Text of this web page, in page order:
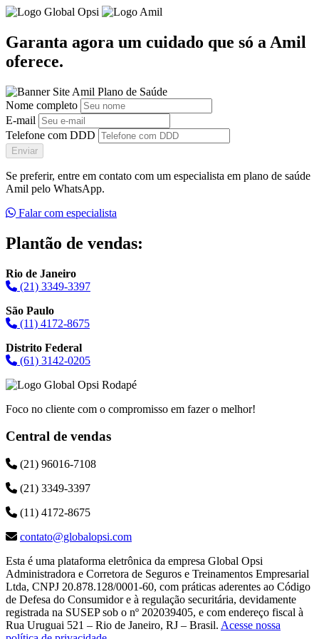
Garanta agora um cuidado que só a Amil
oferece.
Nome completo
E-mail
Telefone com DDD
Enviar
Se preferir, entre em contato com um especialista em plano de saúde
Amil pelo WhatsApp.
Falar com especialista
Plantão de vendas:
Rio de Janeiro
(21) 3349-3397
São Paulo
(11) 4172-8675
Distrito Federal
(61) 3142-0205
Foco no cliente com o compromisso em fazer o melhor!
Central de vendas
(21) 96016-7108
(21) 3349-3397
(11) 4172-8675
contato@globalopsi.com
Esta é uma plataforma eletrônica da empresa Global Opsi
Administradora e Corretora de Seguros e Treinamentos Empresarial
Ltda, CNPJ 20.878.128/0001-60, com práticas aderentes ao Código
de Defesa do Consumidor e à regulação securitária, devidamente
registrada na SUSEP sob o nº 202039405, e com endereço fiscal à
Rua Uruguai 521 – Rio de Janeiro, RJ – Brasil. Acesse nossa